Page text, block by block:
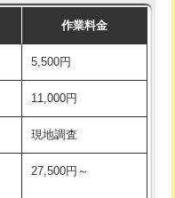
27,500円
38,500円
38,500円
現場見積
16,500円
11,000円+材料費
13,200円
16,500円
16,500円
16,500円
作業料金
5,500円
11,000円
現地調査
27,500円～